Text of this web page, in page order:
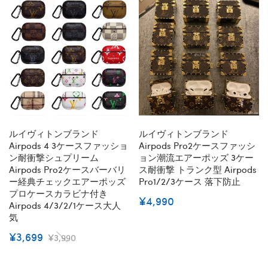
ルイヴィトンブランド
Airpods 4 3ケースファッショ
ン耐衝撃シュプリーム
Airpods Pro2ケースバーバリ
ー経典チェックエアーポッズ
プロケースカラビナ付き
Airpods 4/3/2/1ケース大人
気
¥3,699 ¥3,990
ルイヴィトンブランド
Airpods Pro2ケースファッシ
ョン潮流エアーポッズ 3ケー
ス耐衝撃 トランク型 Airpods
Pro1/2/3ケース 落下防止
¥4,990